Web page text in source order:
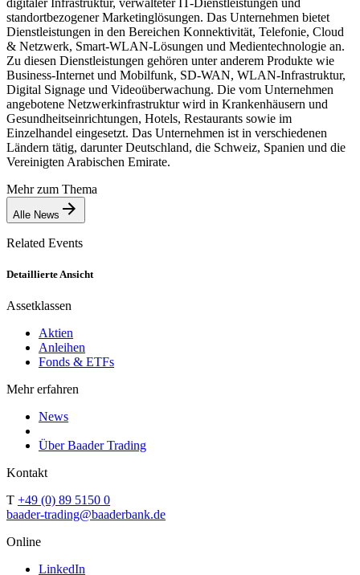
standortbezogener Marketinglösungen. Das Unternehmen bietet
Dienstleistungen in den Bereichen Konnektivität, Telefonie, Cloud
& Netzwerk, Smart-WLAN-Lösungen und Medientechnologie an.
Zu diesen Dienstleistungen gehören unter anderem Produkte wie
Business-Internet und Mobilfunk, SD-WAN, WLAN-Infrastruktur,
Digital Signage und Videoüberwachung. Die vom Unternehmen
angebotene Netzwerkinfrastruktur wird in Krankenhäusern und
Gesundheitseinrichtungen, Hotels, Restaurants sowie im
Einzelhandel eingesetzt. Das Unternehmen ist in verschiedenen
Ländern tätig, darunter Deutschland, die Schweiz, Spanien und die
Vereinigten Arabischen Emirate.
Mehr zum Thema
Alle News
Related Events
Detaillierte Ansicht
Assetklassen
Aktien
Anleihen
Fonds & ETFs
Mehr erfahren
News
Über Baader Trading
Kontakt
T +49 (0) 89 5150 0
baader-trading@baaderbank.de
Online
LinkedIn